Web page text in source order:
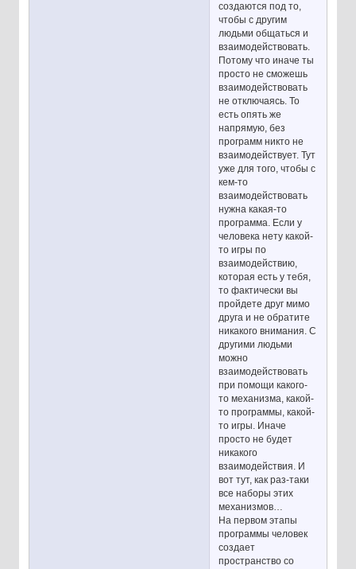
создаются под то,
чтобы с другим
людьми общаться и
взаимодействовать.
Потому что иначе ты
просто не сможешь
взаимодействовать
не отключаясь. То
есть опять же
напрямую, без
программ никто не
взаимодействует. Тут
уже для того, чтобы с
кем-то
взаимодействовать
нужна какая-то
программа. Если у
человека нету какой-
то игры по
взаимодействию,
которая есть у тебя,
то фактически вы
пройдете друг мимо
друга и не обратите
никакого внимания. С
другими людьми
можно
взаимодействовать
при помощи какого-
то механизма, какой-
то программы, какой-
то игры. Иначе
просто не будет
никакого
взаимодействия. И
вот тут, как раз-таки
все наборы этих
механизмов…
На первом этапы
программы человек
создает
пространство со